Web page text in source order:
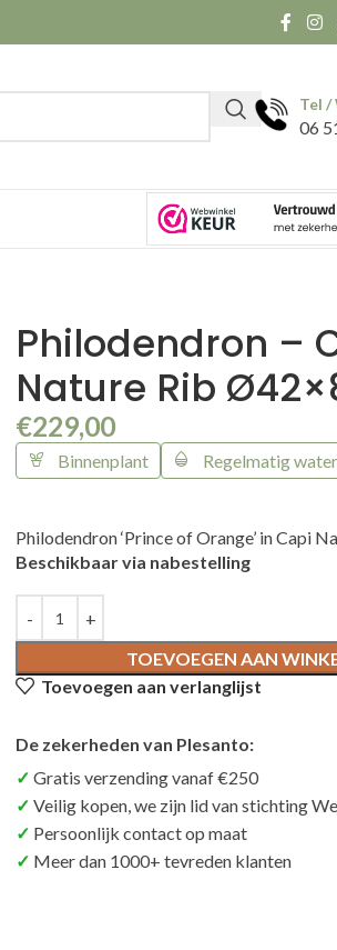
Tel /
06
Philodendron –
Nature Rib
€229,00
Binnenplant Regelmatig
Philodendron ‘Prince of Orange’ in Capi
Beschikbaar via nabestelling
TOEVOEGEN AAN
Toevoegen aan verlanglijst
De zekerheden van Plesanto:
Gratis verzending vanaf €250
Veilig kopen, we zijn lid van stichting
Persoonlijk contact op maat
Meer dan 1000+ tevreden klanten